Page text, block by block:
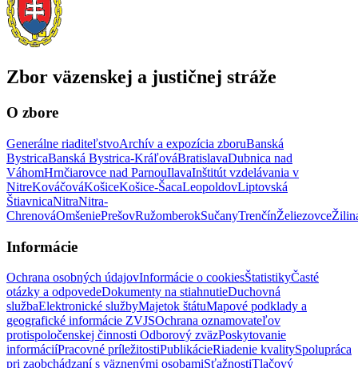
Zbor väzenskej a justičnej stráže
O zbore
Generálne riaditeľstvoArchív a expozícia zboruBanská
BystricaBanská Bystrica-KráľováBratislavaDubnica nad
VáhomHrnčiarovce nad ParnouIlavaInštitút vzdelávania v
NitreKováčováKošiceKošice-ŠacaLeopoldovLiptovská
ŠtiavnicaNitraNitra-
ChrenováOmšeniePrešovRužomberokSučanyTrenčínŽeliezovce
Informácie
Ochrana osobných údajovInformácie o cookiesŠtatistikyČasté
otázky a odpovedeDokumenty na stiahnutieDuchovná
službaElektronické službyMajetok štátuMapové podklady a
geografické informácie ZVJSOchrana oznamovateľov
protispoločenskej činnosti Odborový zväzPoskytovanie
informáciíPracovné príležitostiPublikácieRiadenie kvalitySpolupráca
pri zaobchádzaní s väznenými osobamiSťažnostiTlačový